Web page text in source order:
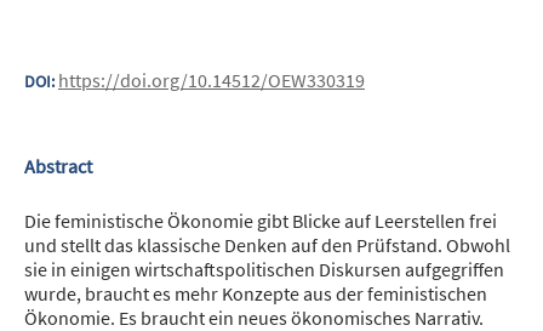
DOI: https://doi.org/10.14512/OEW330319
Abstract
Die feministische Ökonomie gibt Blicke auf Leerstellen frei
und stellt das klassische Denken auf den Prüfstand. Obwohl
sie in einigen wirtschaftspolitischen Diskursen aufgegriffen
wurde, braucht es mehr Konzepte aus der feministischen
Ökonomie. Es braucht ein neues ökonomisches Narrativ.